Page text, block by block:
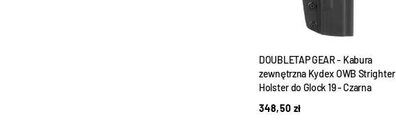
DOUBLETAP GEAR - Kabura
zewnętrzna Kydex OWB Strighter
Holster do Glock 19 - Czarna
348,50 zł